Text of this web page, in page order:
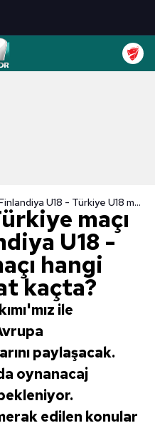
Finlandiya - Türkiye maçı CANLI | Finlandiya U18 - Türkiye U18 maçı hangi kanalda ve saat kaçta?
maçı
U18 -
hangi
kaçta?
ile
paylaşacak.
oynanacaj
edilen konular